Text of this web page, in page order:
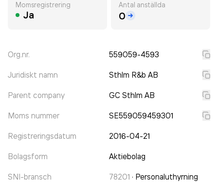
Momsregistrering
Ja
Antal anställda
0
Org.nr. 559059-4593
Juridiskt namn Sthlm R&b AB
Parent company GC Sthlm AB
Moms nummer SE559059459301
Registreringsdatum 2016-04-21
Bolagsform Aktiebolag
SNI-bransch 78201 · Personaluthyrning